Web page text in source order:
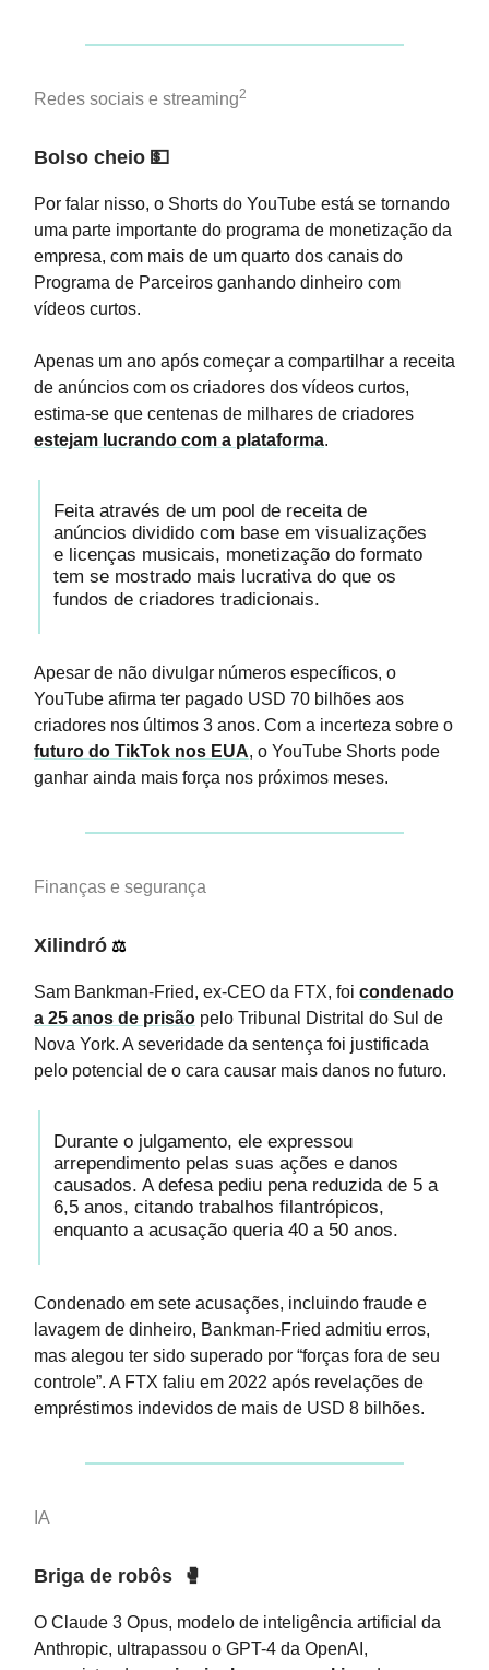
Redes sociais e streaming2
Bolso cheio 💵
Por falar nisso, o Shorts do YouTube está se tornando
uma parte importante do programa de monetização da
empresa, com mais de um quarto dos canais do
Programa de Parceiros ganhando dinheiro com
vídeos curtos.
Apenas um ano após começar a compartilhar a receita
de anúncios com os criadores dos vídeos curtos,
estima-se que centenas de milhares de criadores
estejam lucrando com a plataforma.
Feita através de um pool de receita de
anúncios dividido com base em visualizações
e licenças musicais, monetização do formato
tem se mostrado mais lucrativa do que os
fundos de criadores tradicionais.
Apesar de não divulgar números específicos, o
YouTube afirma ter pagado USD 70 bilhões aos
criadores nos últimos 3 anos. Com a incerteza sobre o
futuro do TikTok nos EUA, o YouTube Shorts pode
ganhar ainda mais força nos próximos meses.
Finanças e segurança
Xilindró ⚖️
Sam Bankman-Fried, ex-CEO da FTX, foi condenado
a 25 anos de prisão pelo Tribunal Distrital do Sul de
Nova York. A severidade da sentença foi justificada
pelo potencial de o cara causar mais danos no futuro.
Durante o julgamento, ele expressou
arrependimento pelas suas ações e danos
causados. A defesa pediu pena reduzida de 5 a
6,5 anos, citando trabalhos filantrópicos,
enquanto a acusação queria 40 a 50 anos.
Condenado em sete acusações, incluindo fraude e
lavagem de dinheiro, Bankman-Fried admitiu erros,
mas alegou ter sido superado por “forças fora de seu
controle”. A FTX faliu em 2022 após revelações de
empréstimos indevidos de mais de USD 8 bilhões.
IA
Briga de robôs 🥊
O Claude 3 Opus, modelo de inteligência artificial da
Anthropic, ultrapassou o GPT-4 da OpenAI,